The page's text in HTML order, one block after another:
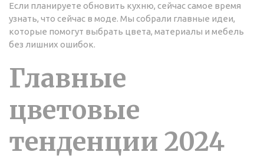
Если планируете обновить кухню, сейчас самое время
узнать, что сейчас в моде. Мы собрали главные идеи,
которые помогут выбрать цвета, материалы и мебель
без лишних ошибок.
Главные
цветовые
тенденции 2024